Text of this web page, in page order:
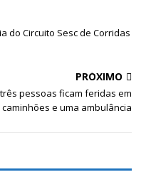
do Circuito Sesc de Corridas
PRÓXIMO
pessoas ficam feridas em
e uma ambulância